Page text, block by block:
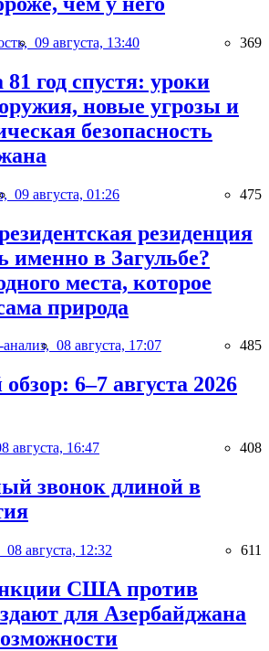
09 августа, 13:40 369
год спустя: уроки
новые угрозы и
безопасность
09 августа, 01:26 475
резиденция
именно в Загульбе?
места, которое
природа
08 августа, 17:07 485
6–7 августа 2026
августа, 16:47 408
звонок длиной в
08 августа, 12:32 611
США против
для Азербайджана